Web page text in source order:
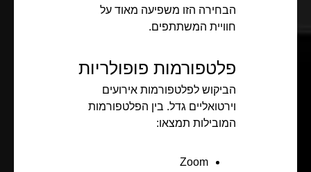
הבחירה הזו משפיעה מאוד על
חוויית המשתתפים.
פלטפורמות פופולריות
הביקוש לפלטפורמות אירועים
וירטואליים גדל. בין הפלטפורמות
המובילות תמצאו:
Zoom